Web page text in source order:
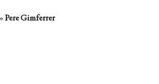
Pere Gimferrer